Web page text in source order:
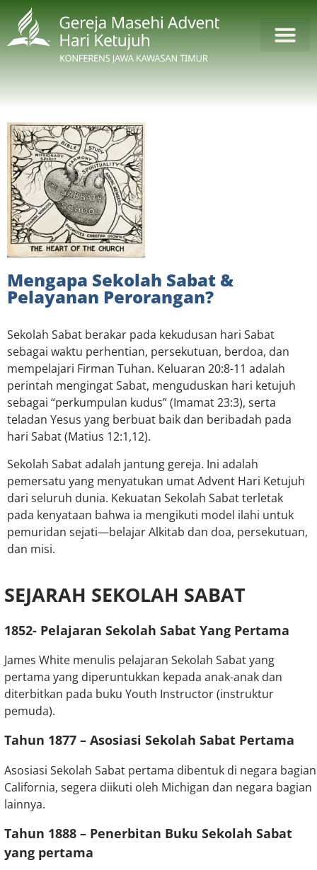
Mengapa Sekolah Sabat &
Pelayanan Perorangan?
Sekolah Sabat berakar pada kekudusan hari Sabat
sebagai waktu perhentian, persekutuan, berdoa, dan
mempelajari Firman Tuhan. Keluaran 20:8-11 adalah
perintah mengingat Sabat, menguduskan hari ketujuh
sebagai “perkumpulan kudus” (Imamat 23:3), serta
teladan Yesus yang berbuat baik dan beribadah pada
hari Sabat (Matius 12:1,12).
Sekolah Sabat adalah jantung gereja. Ini adalah
pemersatu yang menyatukan umat Advent Hari Ketujuh
dari seluruh dunia. Kekuatan Sekolah Sabat terletak
pada kenyataan bahwa ia mengikuti model ilahi untuk
pemuridan sejati—belajar Alkitab dan doa, persekutuan,
dan misi.
SEJARAH SEKOLAH SABAT
1852- Pelajaran Sekolah Sabat Yang Pertama
James White menulis pelajaran Sekolah Sabat yang
pertama yang diperuntukkan kepada anak-anak dan
diterbitkan pada buku Youth Instructor (instruktur
pemuda).
Tahun 1877 – Asosiasi Sekolah Sabat Pertama
Asosiasi Sekolah Sabat pertama dibentuk di negara bagian
California, segera diikuti oleh Michigan dan negara bagian
lainnya.
Tahun 1888 – Penerbitan Buku Sekolah Sabat
yang pertama